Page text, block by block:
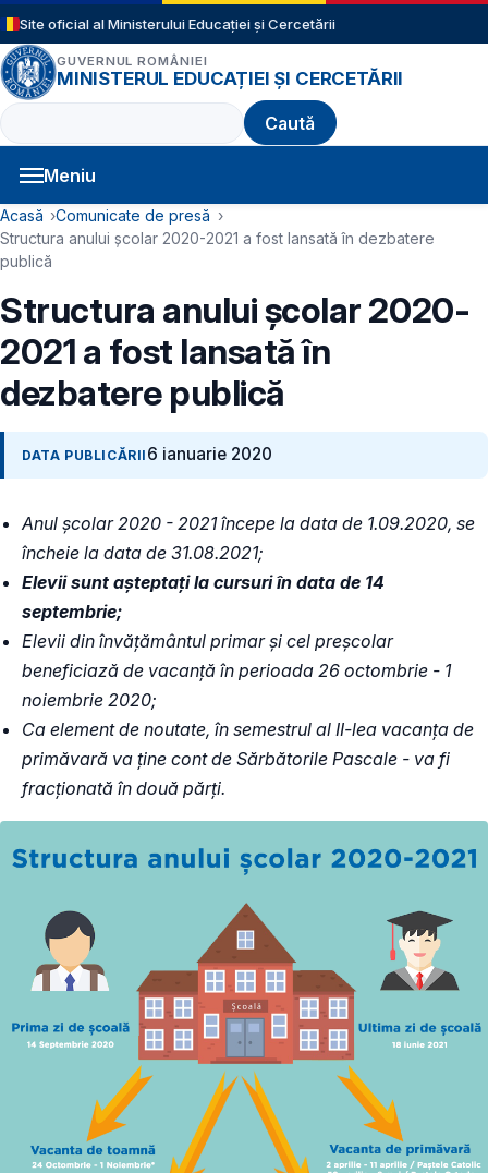
Sari la conținutul principal
Site oficial al Ministerului Educației și Cercetării
GUVERNUL ROMÂNIEI
MINISTERUL EDUCAȚIEI ȘI CERCETĂRII
Caută
Meniu
Navigație principală
Cale de navigare
Acasă
Comunicate de presă
Structura anului școlar 2020-2021 a fost lansată în dezbatere
publică
Structura anului școlar 2020-
2021 a fost lansată în
dezbatere publică
DATA PUBLICĂRII 6 ianuarie 2020
Anul școlar 2020 - 2021 începe la data de 1.09.2020, se
încheie la data de 31.08.2021;
Elevii sunt așteptați la cursuri în data de 14
septembrie;
Elevii din învățământul primar și cel preșcolar
beneficiază de vacanță în perioada 26 octombrie - 1
noiembrie 2020;
Ca element de noutate, în semestrul al II-lea vacanța de
primăvară va ține cont de Sărbătorile Pascale - va fi
fracționată în două părți.